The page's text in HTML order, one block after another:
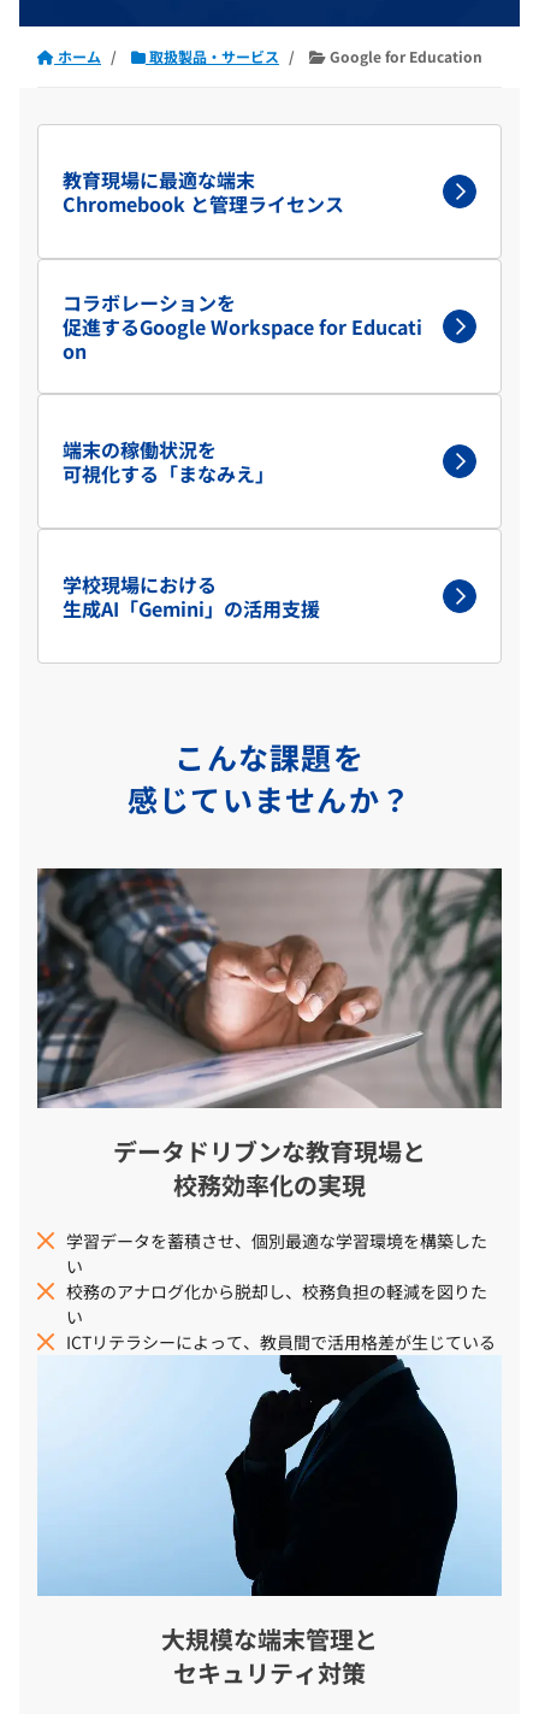
ホーム 取扱製品・サービス Google for Education
教育現場に最適な端末
Chromebook と管理ライセンス
コラボレーションを
促進するGoogle Workspace for Educati
on
端末の稼働状況を
可視化する「まなみえ」
学校現場における
生成AI「Gemini」の活用支援
こんな課題を
感じていませんか？
データドリブンな教育現場と
校務効率化の実現
学習データを蓄積させ、個別最適な学習環境を構築した
い
校務のアナログ化から脱却し、校務負担の軽減を図りた
い
ICTリテラシーによって、教員間で活用格差が生じている
大規模な端末管理と
セキュリティ対策